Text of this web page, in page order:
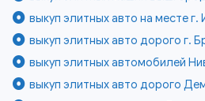
выкуп элитных авто на месте г.
выкуп элитных авто дорого г.
выкуп элитных автомобилей
выкуп элитных авто дорого